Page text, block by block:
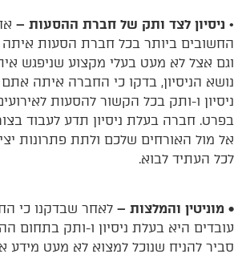
• ניסיון לצד ותק של חברת ההסעות –
החשובים ביותר בכל חברת הסעות איתה
וגם אצל לא מעט בעלי מקצוע שניפגש
נושא הניסיון, בדקו כי החברה איתה
ניסיון ו-ותק בכל הקשור להסעות
בפרט. חברה בעלת ניסיון תדע לעבוד
אל מול האורחים שלכם ולתת פתרונות
לכל העתיד לבוא.
• מוניטין והמלצות – לאחר שבדקנו כי
עובדים היא בעלת ניסיון ו-ותק בתחום
סביר להניח שנוכל למצוא לא מעט מידע